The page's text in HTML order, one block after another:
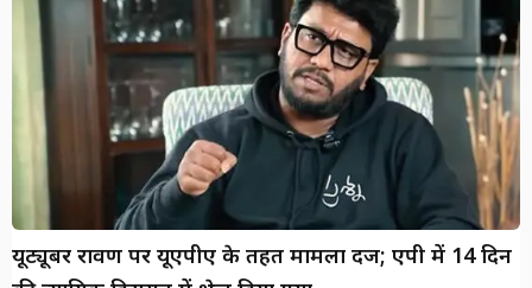
यूट्यूबर रावण पर यूएपीए के तहत मामला दर्ज; एपी में 14 दिन